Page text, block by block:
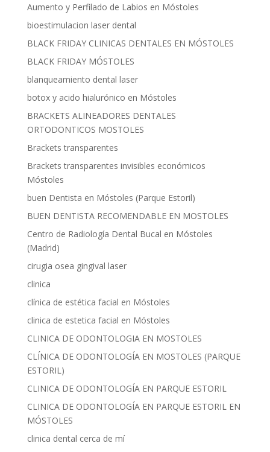
Aumento y Perfilado de Labios en Móstoles
bioestimulacion laser dental
BLACK FRIDAY CLINICAS DENTALES EN MÓSTOLES
BLACK FRIDAY MÓSTOLES
blanqueamiento dental laser
botox y acido hialurónico en Móstoles
BRACKETS ALINEADORES DENTALES
ORTODONTICOS MOSTOLES
Brackets transparentes
Brackets transparentes invisibles económicos
Móstoles
buen Dentista en Móstoles (Parque Estoril)
BUEN DENTISTA RECOMENDABLE EN MOSTOLES
Centro de Radiología Dental Bucal en Móstoles
(Madrid)
cirugia osea gingival laser
clinica
clínica de estética facial en Móstoles
clinica de estetica facial en Móstoles
CLINICA DE ODONTOLOGIA EN MOSTOLES
CLÍNICA DE ODONTOLOGÍA EN MOSTOLES (PARQUE
ESTORIL)
CLINICA DE ODONTOLOGÍA EN PARQUE ESTORIL
CLINICA DE ODONTOLOGÍA EN PARQUE ESTORIL EN
MÓSTOLES
clinica dental cerca de mí